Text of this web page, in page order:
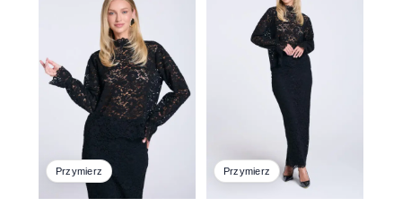
Przymierz Przymierz